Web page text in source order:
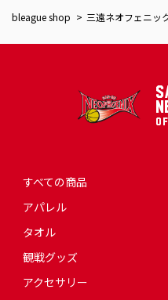
bleague shop 三遠ネオフェニッ
すべての商品
アパレル
タオル
観戦グッズ
アクセサリー